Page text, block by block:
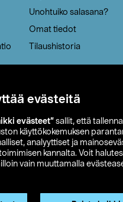
evästeitä
evästeet” sallit, että
käyttökokemuksen
analyyttiset ja
kannalta. Voit
vain muuttamalla
Unohtuiko salasana?
Omat tiedot
Tilaushistoria